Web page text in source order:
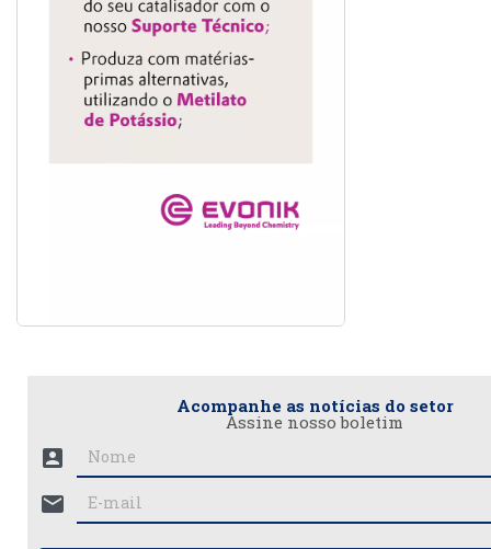
Acompanhe as notícias do setor
Assine nosso boletim
account_box
mail